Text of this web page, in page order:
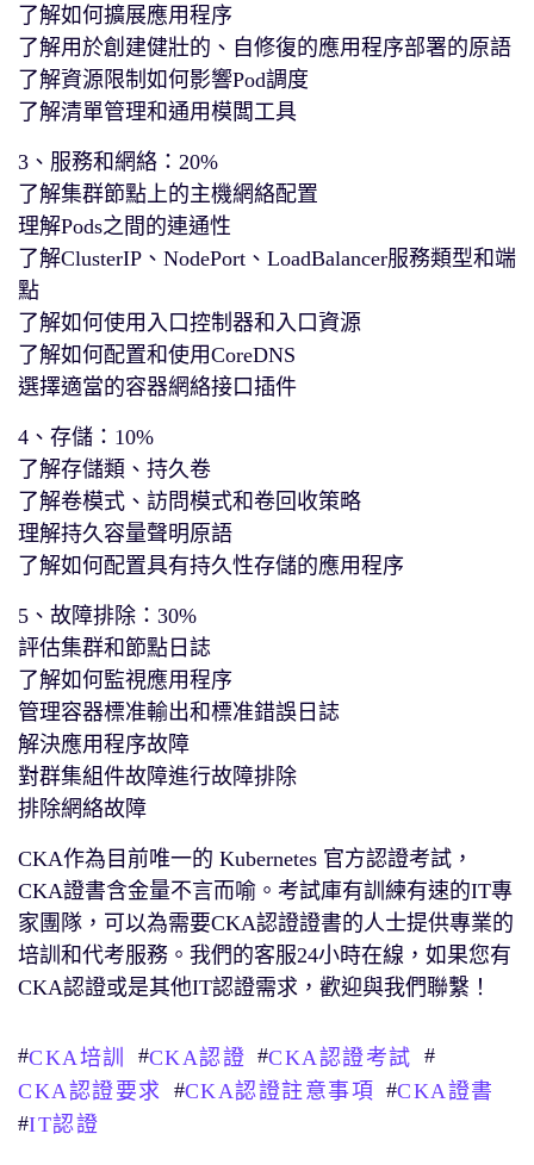
了解如何擴展應用程序
了解用於創建健壯的、自修復的應用程序部署的原語
了解資源限制如何影響Pod調度
了解清單管理和通用模闆工具
3、服務和網絡：20%
了解集群節點上的主機網絡配置
理解Pods之間的連通性
了解ClusterIP、NodePort、LoadBalancer服務類型和端
點
了解如何使用入口控制器和入口資源
了解如何配置和使用CoreDNS
選擇適當的容器網絡接口插件
4、存儲：10%
了解存儲類、持久卷
了解卷模式、訪問模式和卷回收策略
理解持久容量聲明原語
了解如何配置具有持久性存儲的應用程序
5、故障排除：30%
評估集群和節點日誌
了解如何監視應用程序
管理容器標准輸出和標准錯誤日誌
解決應用程序故障
對群集組件故障進行故障排除
排除網絡故障
CKA作為目前唯一的 Kubernetes 官方認證考試，
CKA證書含金量不言而喻。考試庫有訓練有速的IT專
家團隊，可以為需要CKA認證證書的人士提供專業的
培訓和代考服務。我們的客服24小時在線，如果您有
CKA認證或是其他IT認證需求，歡迎與我們聯繫！
#CKA培訓 #CKA認證 #CKA認證考試 #
CKA認證要求
#CKA認證註意事項 #CKA證書
#IT認證